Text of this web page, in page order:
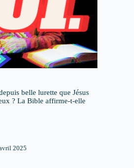
belle lurette que Jésus
? La Bible affirme-t-elle
2025